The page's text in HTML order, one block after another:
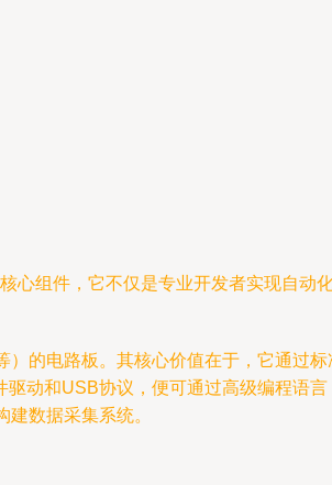
心组件，它不仅是专业开发者实现自动
的电路板。其核心价值在于，它通过
动和USB协议，便可通过高级编程语言
数据采集系统。